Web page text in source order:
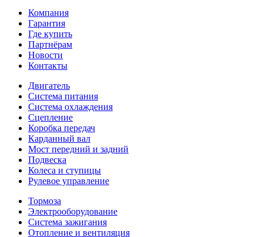
Компания
Гарантия
Где купить
Партнёрам
Новости
Контакты
Двигатель
Система питания
Система охлаждения
Сцепление
Коробка передач
Карданный вал
Мост передний и задний
Подвеска
Колеса и ступицы
Рулевое управление
Тормоза
Электрооборудование
Система зажигания
Отопление и вентиляция